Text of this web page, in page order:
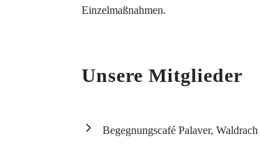
Einzelmaßnahmen.
Unsere Mitglieder
Begegnungscafé Palaver, Waldrach